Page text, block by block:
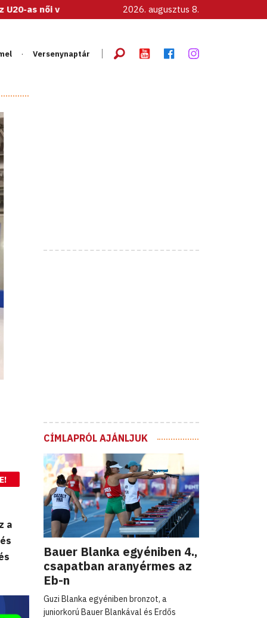
2026. augusztus 8.
Versenynaptár
a
CÍMLAPRÓL AJÁNLJUK
Bauer Blanka egyéniben 4.,
csapatban aranyérmes az
Eb-n
Guzi Blanka egyéniben bronzot, a
juniorkorú Bauer Blankával és Erdős